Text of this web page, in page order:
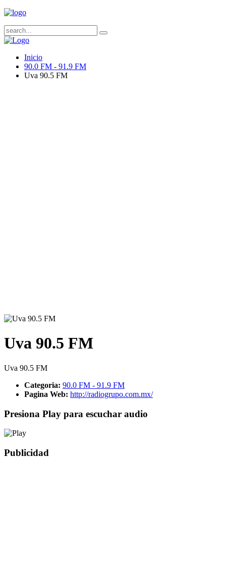
Inicio
90.0 FM - 91.9 FM
Uva 90.5 FM
Uva 90.5 FM
Uva 90.5 FM
Categoria: 90.0 FM - 91.9 FM
Pagina Web: http://radiogrupo.com.mx/
Presiona Play para escuchar audio
Publicidad